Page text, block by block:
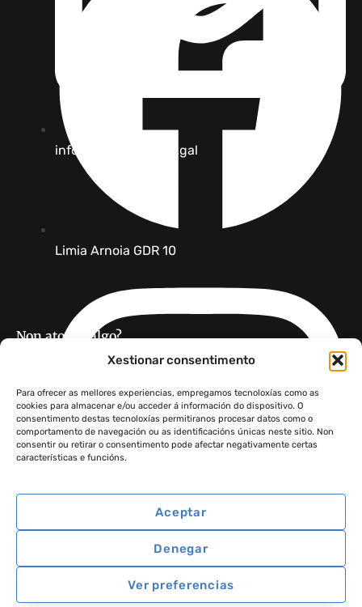
Xestionar consentimento
Para ofrecer as mellores experiencias, empregamos tecnoloxías como as
cookies para almacenar e/ou acceder á información do dispositivo. O
consentimento destas tecnoloxías permitiranos procesar datos como o
comportamento de navegación ou as identificacións únicas neste sitio. Non
consentir ou retirar o consentimento pode afectar negativamente certas
características e funcións.
Aceptar
Denegar
Ver preferencias
info [@] limia-arnoia.gal
Limia Arnoia GDR 10
Non atopas algo?
GDR 10 Limia Arnoia ·Aviso legal·Política de privacidade